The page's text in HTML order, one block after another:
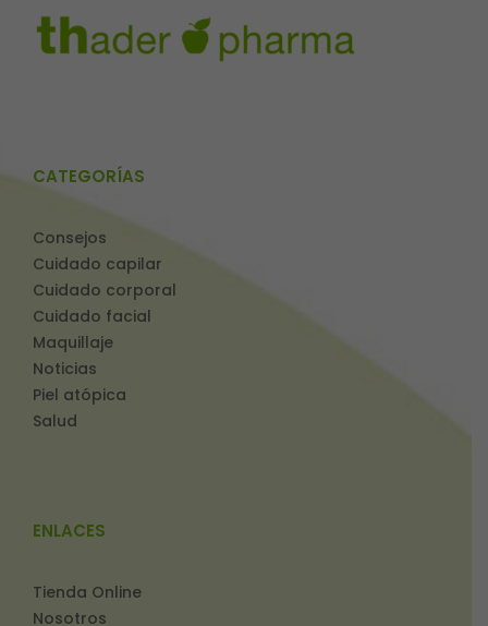
CATEGORÍAS
Consejos
Cuidado capilar
Cuidado corporal
Cuidado facial
Maquillaje
Noticias
Piel atópica
Salud
ENLACES
Tienda Online
Nosotros